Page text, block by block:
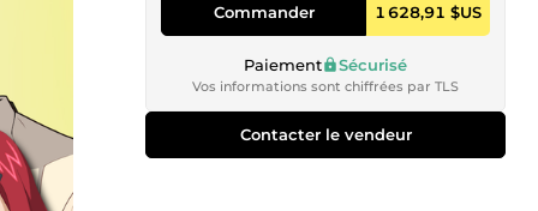
Commander 1 628,91 $US
Paiement Sécurisé
Vos informations sont chiffrées par TLS
Contacter le vendeur